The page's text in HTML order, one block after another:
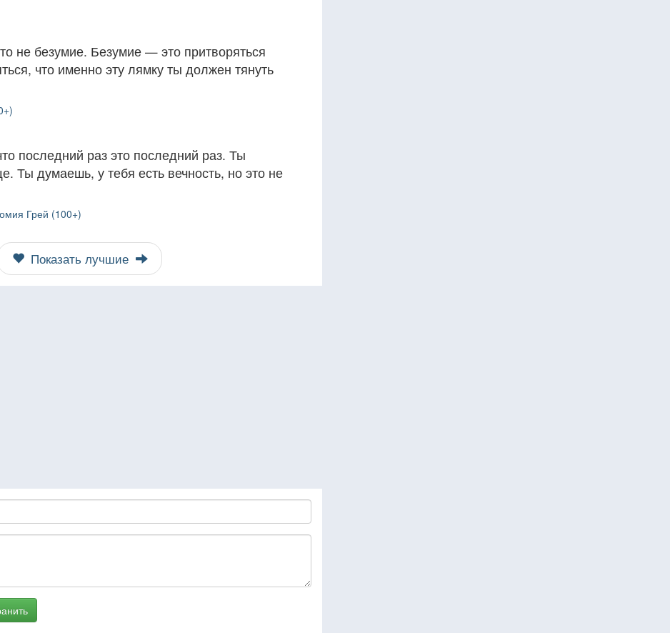
не безумие. Безумие — это притворяться
что именно эту лямку ты должен тянуть
последний раз это последний раз. Ты
Ты думаешь, у тебя есть вечность, но это не
Грей (100+)
Показать лучшие